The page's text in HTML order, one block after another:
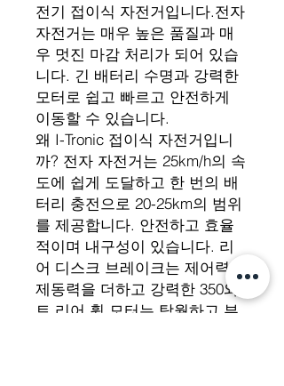
전기 접이식 자전거입니다.전자
자전거는 매우 높은 품질과 매
우 멋진 마감 처리가 되어 있습
니다. 긴 배터리 수명과 강력한
모터로 쉽고 빠르고 안전하게
이동할 수 있습니다.
왜 I-Tronic 접이식 자전거입니
까? 전자 자전거는 25km/h의 속
도에 쉽게 도달하고 한 번의 배
터리 충전으로 20-25km의 범위
를 제공합니다. 안전하고 효율
적이며 내구성이 있습니다. 리
어 디스크 브레이크는 제어력과
제동력을 더하고 강력한 350와
트 리어 휠 모터는 탁월하고 부